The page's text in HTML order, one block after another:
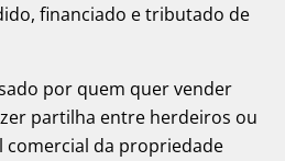
financiado e tributado de
por quem quer vender
partilha entre herdeiros ou
comercial da propriedade